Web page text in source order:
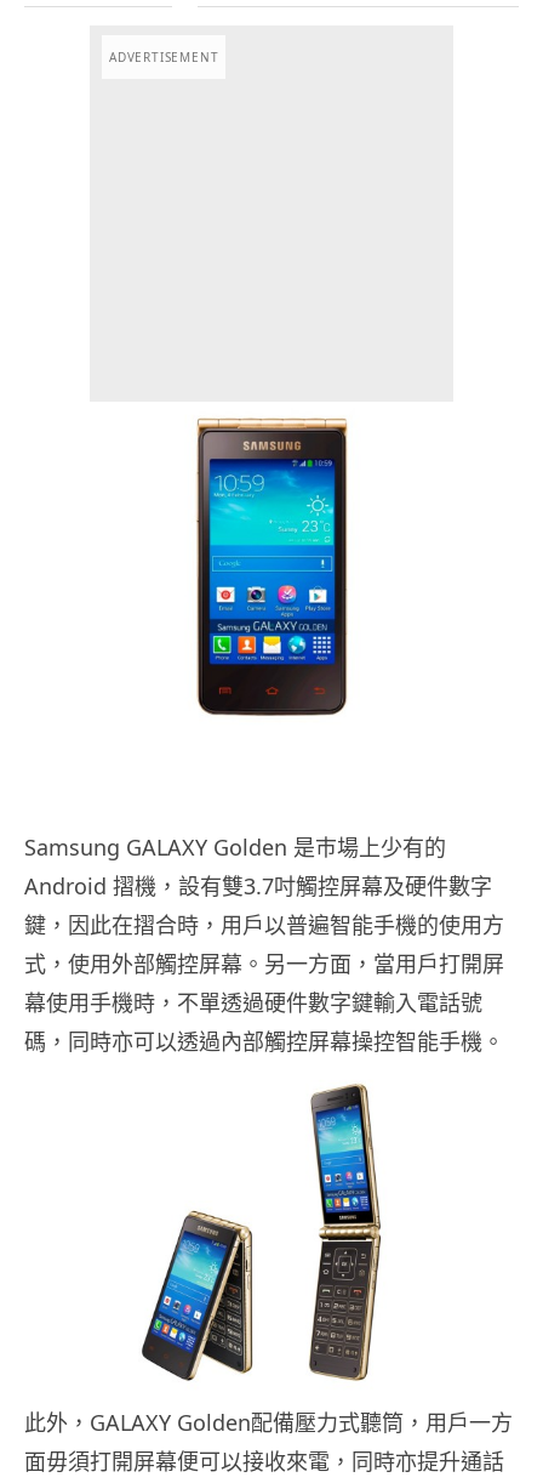
ADVERTISEMENT
Samsung GALAXY Golden 是巿場上少有的
Android 摺機，設有雙3.7吋觸控屏幕及硬件數字
鍵，因此在摺合時，用戶以普遍智能手機的使用方
式， 使用外部觸控屏幕。另一方面，當用戶打開屏
幕使用手機時， 不單透過硬件數字鍵輸入電話號
碼， 同時亦可以透過內部觸控屏幕操控智能手機。
此外，GALAXY Golden配備壓力式聽筒， 用戶一方
面毋須打開屏幕便可以接收來電，同時亦提升通話